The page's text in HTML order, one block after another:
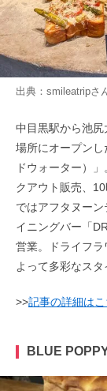
出典： smileatripさ
中目黒駅から池
場所にオープン
ドウォーター）
クアウト販売、
ではアフタヌー
イニングバー「
営業。ドライフ
よって多彩なスタ
>>記事の詳細は
BLUE